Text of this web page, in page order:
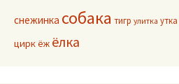
снежинка собака тигр улитка утка
циркёж ёлка